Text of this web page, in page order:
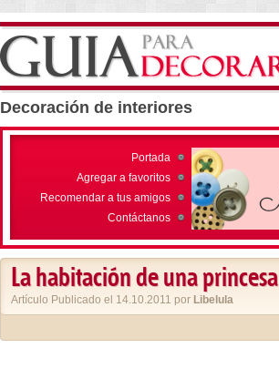
Decoración de interiores
Portada
Agregar a favoritos
Recomendar a tus amigos
Contáctanos
La habitación de una princesa
Artículo Publicado el 14.10.2011 por Libelula